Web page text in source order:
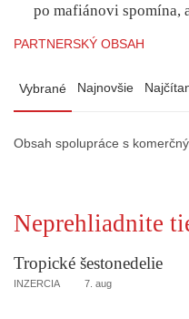
po mafiánovi spomína,
PARTNERSKÝ OBSAH
Vybrané Najnovšie
Obsah spolupráce s
Neprehliadnite
Tropické šestonedelie
INZERCIA 7. aug